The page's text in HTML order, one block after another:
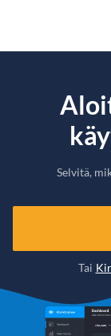
Selvitä,
Tai